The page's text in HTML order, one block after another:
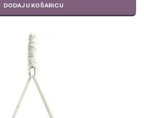
DODAJ U KOŠARICU